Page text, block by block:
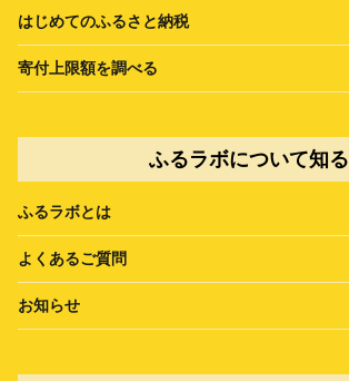
はじめてのふるさと納税
寄付上限額を調べる
ふるラボについて知る
ふるラボとは
よくあるご質問
お知らせ